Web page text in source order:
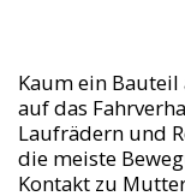
Kaum ein
auf das
Laufrädern und
die meiste
Kontakt zu